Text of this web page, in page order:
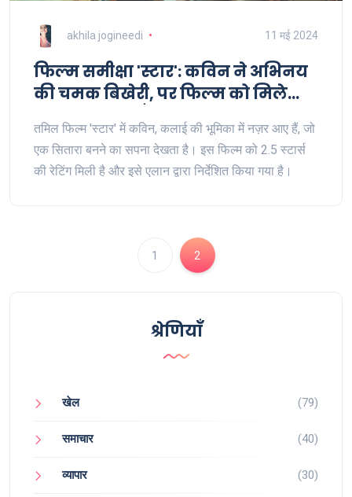
akhila jogineedi 11 मई 2024
फिल्म समीक्षा 'स्टार': कविन ने अभिनय
की चमक बिखेरी, पर फिल्म को मिले
तमिल फिल्म 'स्टार' में कविन, कलाई की भूमिका में नज़र आए हैं, जो
एक सितारा बनने का सपना देखता है। इस फिल्म को 2.5 स्टार्स
की रेटिंग मिली है और इसे एलान द्वारा निर्देशित किया गया है।
1 2
श्रेणियाँ
खेल (79)
समाचार (40)
व्यापार (30)